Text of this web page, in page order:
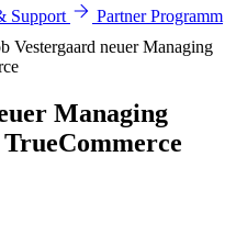
Support Partner Programm
Vestergaard neuer Managing
Managing